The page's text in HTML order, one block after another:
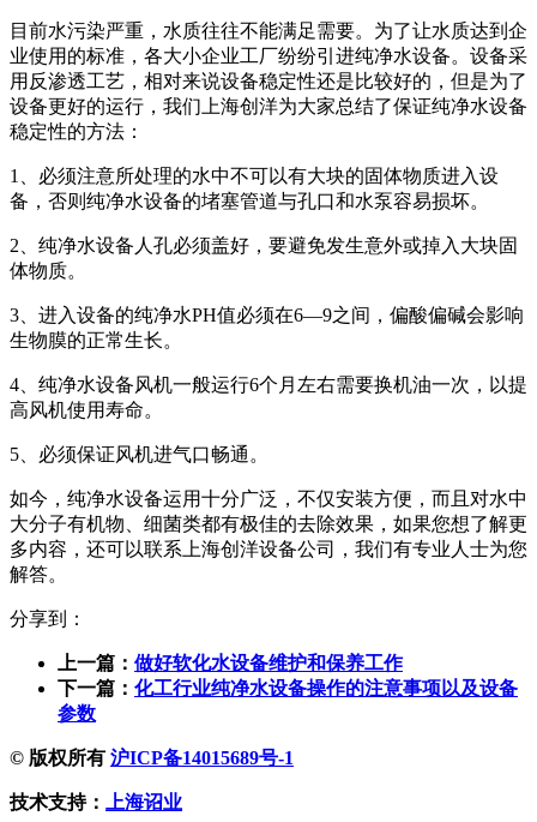
目前水污染严重，水质往往不能满足需要。为了让水质达到企
业使用的标准，各大小企业工厂纷纷引进纯净水设备。设备采
用反渗透工艺，相对来说设备稳定性还是比较好的，但是为了
设备更好的运行，我们上海创洋为大家总结了保证纯净水设备
稳定性的方法：
1、必须注意所处理的水中不可以有大块的固体物质进入设
备，否则纯净水设备的堵塞管道与孔口和水泵容易损坏。
2、纯净水设备人孔必须盖好，要避免发生意外或掉入大块固
体物质。
3、进入设备的纯净水PH值必须在6—9之间，偏酸偏碱会影响
生物膜的正常生长。
4、纯净水设备风机一般运行6个月左右需要换机油一次，以提
高风机使用寿命。
5、必须保证风机进气口畅通。
如今，纯净水设备运用十分广泛，不仅安装方便，而且对水中
大分子有机物、细菌类都有极佳的去除效果，如果您想了解更
多内容，还可以联系上海创洋设备公司，我们有专业人士为您
解答。
分享到：
上一篇： 做好软化水设备维护和保养工作
下一篇： 化工行业纯净水设备操作的注意事项以及设备
参数
© 版权所有 沪ICP备14015689号-1
技术支持： 上海诏业